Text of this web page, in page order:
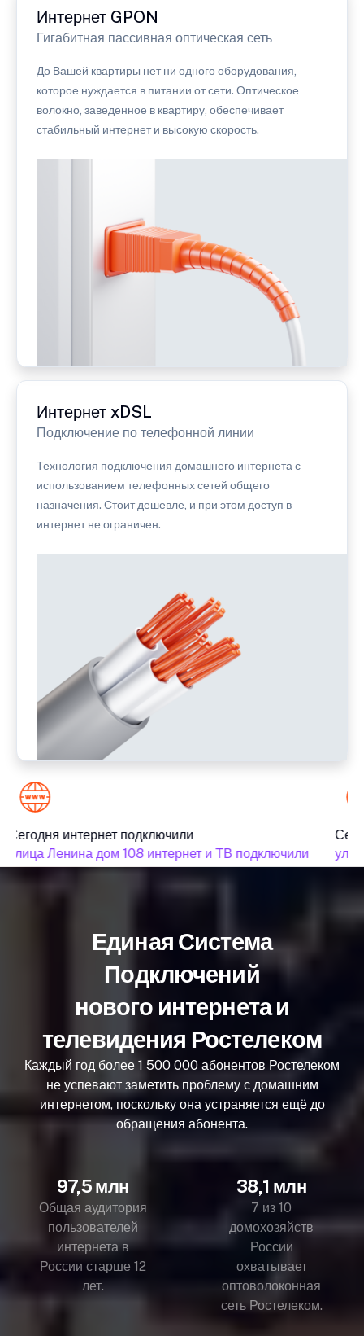
Интернет GPON
Гигабитная пассивная оптическая сеть
До Вашей квартиры нет ни одного оборудования,
которое нуждается в питании от сети. Оптическое
волокно, заведенное в квартиру, обеспечивает
стабильный интернет и высокую скорость.
Интернет xDSL
Подключение по телефонной линии
Технология подключения домашнего интернета с
использованием телефонных сетей общего
назначения. Стоит дешевле, и при этом доступ в
интернет не ограничен.
Сегодня интернет подключили
улица Ленина дом 108 интернет и ТВ подключили
Единая Система
Подключений
нового интернета и
телевидения Ростелеком
Каждый год более 1 500 000 абонентов Ростелеком
не успевают заметить проблему с домашним
интернетом, поскольку она устраняется ещё до
обращения абонента.
97,5 млн
Общая аудитория
пользователей
интернета в
России старше 12
лет.
38,1 млн
7 из 10
домохозяйств
России
охватывает
оптоволоконная
сеть Ростелеком.